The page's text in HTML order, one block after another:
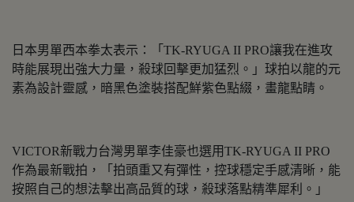
日本男單西本拳太表示：「TK-RYUGA II PRO讓我在進攻
時能展現出強大力量，殺球回擊更加猛烈。」球拍以龍的元
素為設計靈感，暗黑色塗裝搭配鮮紫色點綴，畫龍點睛。
VICTOR新戰力台灣男單李佳豪也選用TK-RYUGA II PRO
作為最新戰拍，「拍頭重又有彈性，控球穩定手感清晰，能
按照自己的想法擊出高品質的球，殺球落點精準犀利。」